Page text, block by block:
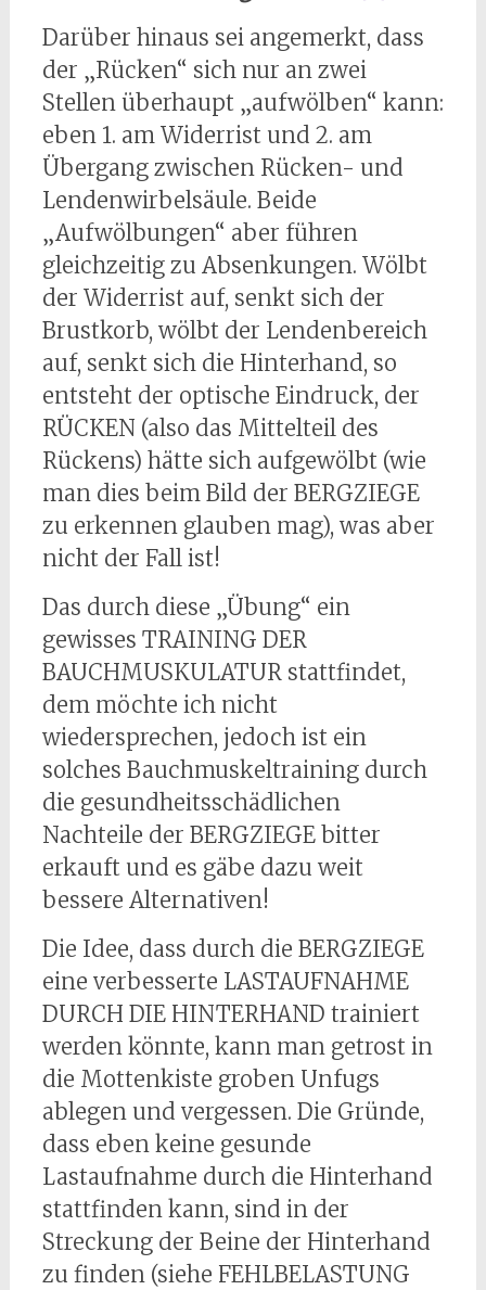
Darüber hinaus sei angemerkt, dass
der „Rücken“ sich nur an zwei
Stellen überhaupt „aufwölben“ kann:
eben 1. am Widerrist und 2. am
Übergang zwischen Rücken- und
Lendenwirbelsäule. Beide
„Aufwölbungen“ aber führen
gleichzeitig zu Absenkungen. Wölbt
der Widerrist auf, senkt sich der
Brustkorb, wölbt der Lendenbereich
auf, senkt sich die Hinterhand, so
entsteht der optische Eindruck, der
RÜCKEN (also das Mittelteil des
Rückens) hätte sich aufgewölbt (wie
man dies beim Bild der BERGZIEGE
zu erkennen glauben mag), was aber
nicht der Fall ist!
Das durch diese „Übung“ ein
gewisses TRAINING DER
BAUCHMUSKULATUR stattfindet,
dem möchte ich nicht
wiedersprechen, jedoch ist ein
solches Bauchmuskeltraining durch
die gesundheitsschädlichen
Nachteile der BERGZIEGE bitter
erkauft und es gäbe dazu weit
bessere Alternativen!
Die Idee, dass durch die BERGZIEGE
eine verbesserte LASTAUFNAHME
DURCH DIE HINTERHAND trainiert
werden könnte, kann man getrost in
die Mottenkiste groben Unfugs
ablegen und vergessen. Die Gründe,
dass eben keine gesunde
Lastaufnahme durch die Hinterhand
stattfinden kann, sind in der
Streckung der Beine der Hinterhand
zu finden (siehe FEHLBELASTUNG